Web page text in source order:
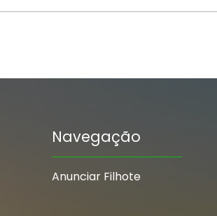
Navegação
Anunciar Filhote